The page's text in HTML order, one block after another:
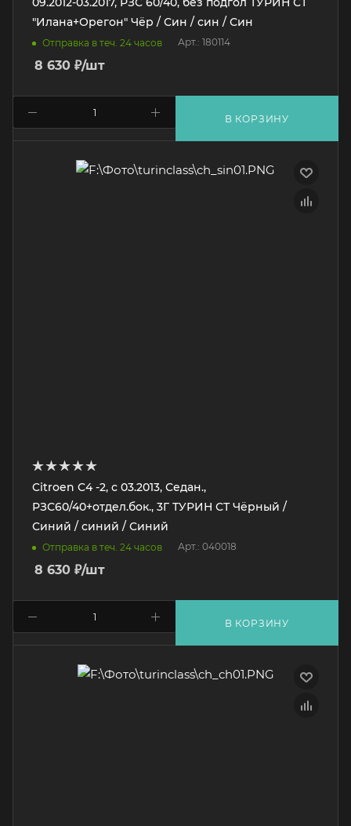
"Илана+Орегон" Чёр / Син / син / Син
Отправка в теч. 24 часов Арт.: 180114
8 630 ₽/шт
В КОРЗИНУ
Citroen C4 -2, с 03.2013, Седан.,
РЗС60/40+отдел.бок., 3Г ТУРИН СТ Чёрный /
Синий / синий / Синий
Отправка в теч. 24 часов Арт.: 040018
8 630 ₽/шт
В КОРЗИНУ